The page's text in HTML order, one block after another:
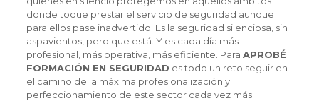
donde toque prestar el servicio de seguridad aunque
para ellos pase inadvertido. Es la seguridad silenciosa, sin
aspavientos, pero que está. Y es cada día más
profesional, más operativa, más eficiente. Para APROBÉ
FORMACIÓN EN SEGURIDAD es todo un reto seguir en
el camino de la máxima profesionalización y
perfeccionamiento de este sector cada vez más